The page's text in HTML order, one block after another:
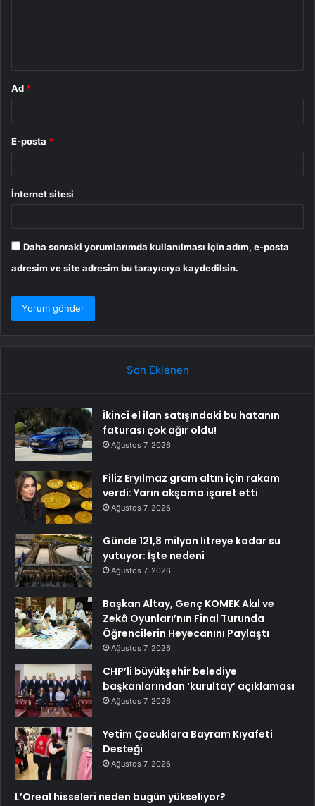
Ad *
E-posta *
İnternet sitesi
Daha sonraki yorumlarımda kullanılması için adım, e-posta
adresim ve site adresim bu tarayıcıya kaydedilsin.
Son Eklenen
İkinci el ilan satışındaki bu hatanın
faturası çok ağır oldu!
Ağustos 7, 2026
Filiz Eryılmaz gram altın için rakam
verdi: Yarın akşama işaret etti
Ağustos 7, 2026
Günde 121,8 milyon litreye kadar su
yutuyor: İşte nedeni
Ağustos 7, 2026
Başkan Altay, Genç KOMEK Akıl ve
Zekâ Oyunları’nın Final Turunda
Öğrencilerin Heyecanını Paylaştı
Ağustos 7, 2026
CHP’li büyükşehir belediye
başkanlarından ‘kurultay’ açıklaması
Ağustos 7, 2026
Yetim Çocuklara Bayram Kıyafeti
Desteği
Ağustos 7, 2026
L’Oreal hisseleri neden bugün yükseliyor?